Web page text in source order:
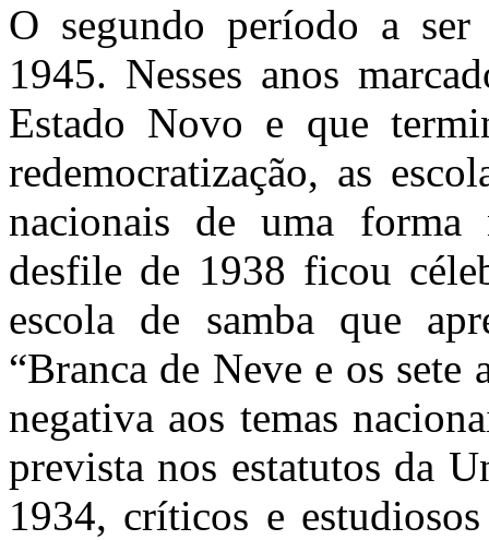
O segundo período a ser
1945. Nesses anos
Estado Novo e que
redemocratização, as
nacionais de uma forma
desfile de 1938 ficou
escola de samba que
“Branca de Neve e os
negativa aos temas
prevista nos estatutos da
1934, críticos e